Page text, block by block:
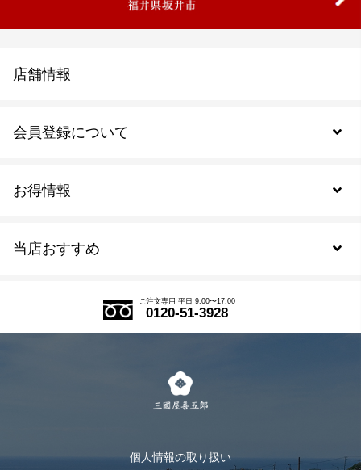
当店おすすめ
式部の香りシリーズ
お茶のギフト
お得情報
会員登録について
会員規約について
店舗情報
ご注文専用 平日 9:00〜17:00
0120-51-3928
個人情報の取り扱い